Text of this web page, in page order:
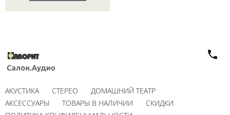
АКУСТИКА СТЕРЕО
ДОМАШНИЙ ТЕАТР
АКСЕССУАРЫ
ТОВАРЫ В НАЛИЧИИ
СКИДКИ